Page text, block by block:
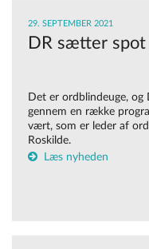
29. SEPTEMBER 2021
DR sætter spot
Det er ordblindeuge,
gennem en række
vært, som er leder af
Roskilde.
Læs nyheden